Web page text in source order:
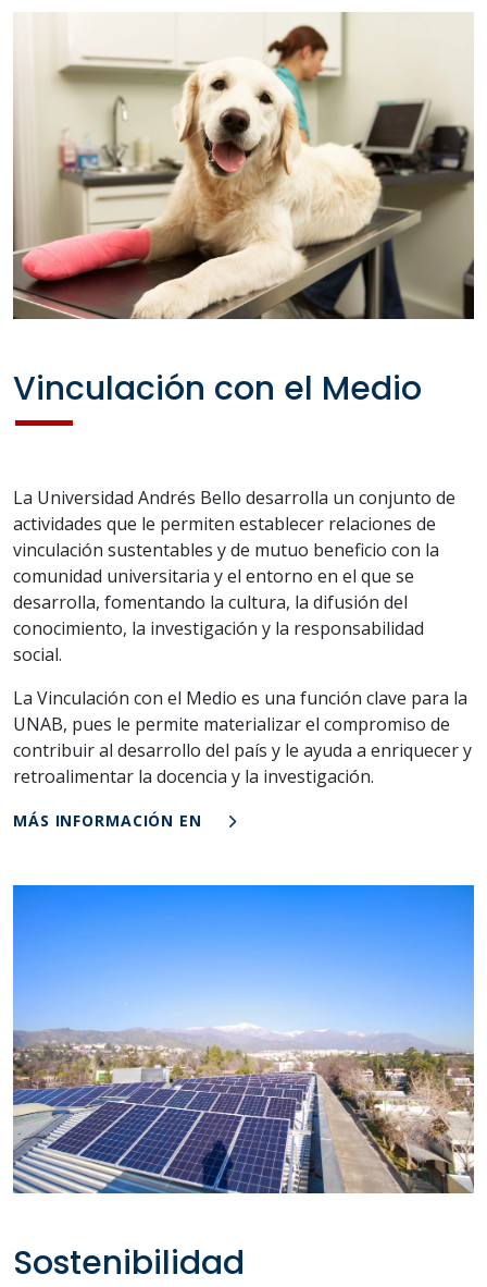
Vinculación con el Medio
La Universidad Andrés Bello desarrolla un conjunto de
actividades que le permiten establecer relaciones de
vinculación sustentables y de mutuo beneficio con la
comunidad universitaria y el entorno en el que se
desarrolla, fomentando la cultura, la difusión del
conocimiento, la investigación y la responsabilidad
social.
La Vinculación con el Medio es una función clave para la
UNAB, pues le permite materializar el compromiso de
contribuir al desarrollo del país y le ayuda a enriquecer y
retroalimentar la docencia y la investigación.
MÁS INFORMACIÓN EN
Sostenibilidad